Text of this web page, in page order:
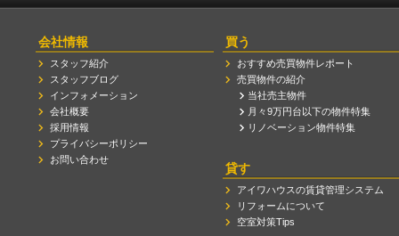
会社情報
スタッフ紹介
スタッフブログ
インフォメーション
会社概要
採用情報
プライバシーポリシー
お問い合わせ
買う
おすすめ売買物件レポート
売買物件の紹介
当社売主物件
月々9万円台以下の物件特集
リノベーション物件特集
貸す
アイワハウスの賃貸管理システム
リフォームについて
空室対策Tips